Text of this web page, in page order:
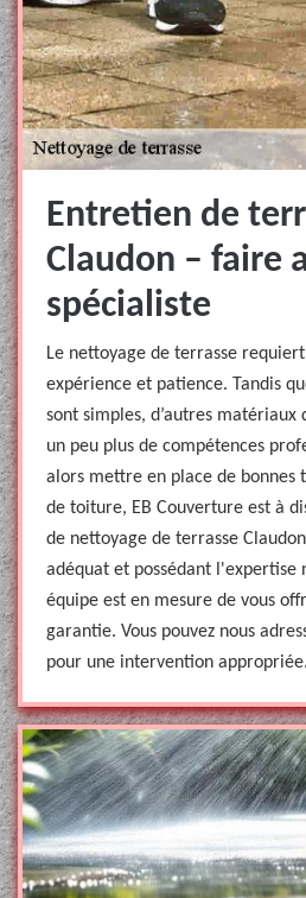
Entretien de
Claudon – faire
spécialiste
Le nettoyage de terrasse
expérience et patience. Tandis
sont simples, d’autres matériaux
un peu plus de compétences
alors mettre en place de bonnes
de toiture, EB Couverture est à
de nettoyage de terrasse
adéquat et possédant l'expertise
équipe est en mesure de vous
garantie. Vous pouvez nous
pour une intervention appropriée.